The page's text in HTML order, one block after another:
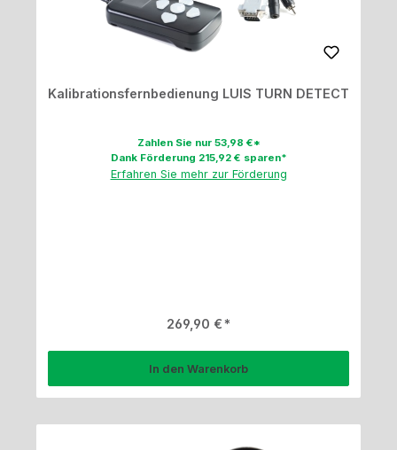
Kalibrationsfernbedienung LUIS TURN DETECT
Zahlen Sie nur 53,98 €*
Dank Förderung 215,92 € sparen*
Erfahren Sie mehr zur Förderung
Regulärer Preis:
269,90 €
In den Warenkorb